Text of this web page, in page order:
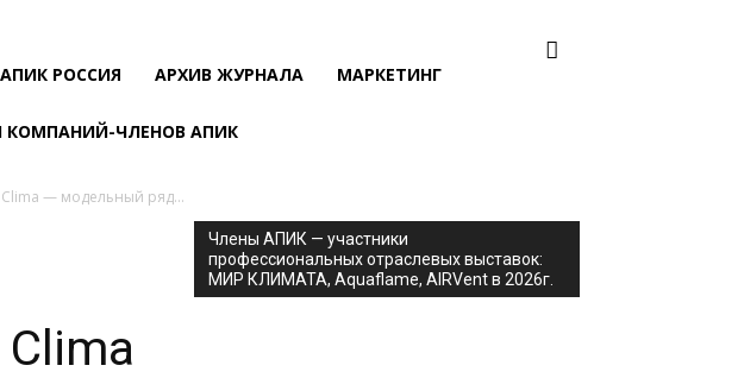
АПИК РОССИЯ АРХИВ ЖУРНАЛА МАРКЕТИНГ
КОМПАНИЙ-ЧЛЕНОВ АПИК
Clima — модельный ряд...
Члены АПИК — участники
профессиональных отраслевых выставок:
МИР КЛИМАТА, Aquaflame, AIRVent в 2026г.